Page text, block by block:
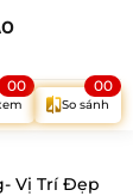
00
So sánh
00
Vị Trí Đẹp